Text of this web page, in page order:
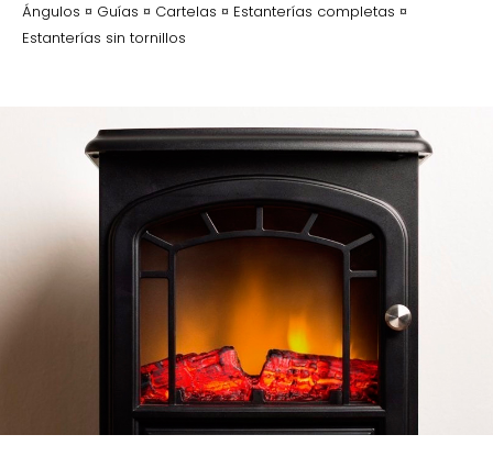
Ángulos ¤ Guías ¤ Cartelas ¤ Estanterías completas ¤
Estanterías sin tornillos